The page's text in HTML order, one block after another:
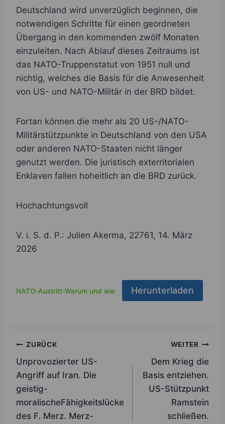
Deutschland wird unverzüglich beginnen, die
notwendigen Schritte für einen geordneten
Übergang in den kommenden zwölf Monaten
einzuleiten. Nach Ablauf dieses Zeitraums ist
das NATO-Truppenstatut von 1951 null und
nichtig, welches die Basis für die Anwesenheit
von US- und NATO-Militär in der BRD bildet.
Fortan können die mehr als 20 US-/NATO-
Militärstützpunkte in Deutschland von den USA
oder anderen NATO-Staaten nicht länger
genutzt werden. Die juristisch exterritorialen
Enklaven fallen hoheitlich an die BRD zurück.
Hochachtungsvoll
V. i. S. d. P.: Julien Akerma, 22761, 14. März
2026
NATO-Austritt-Warum und wie Herunterladen
Beitragsnavigation
ZURÜCK
Unprovozierter US-
Angriff auf Iran. Die
geistig-
moralischeFähigkeitslücke
des F. Merz. Merz-
WEITER
Dem Krieg die
Basis entziehen.
US-Stützpunkt
Ramstein
schließen.